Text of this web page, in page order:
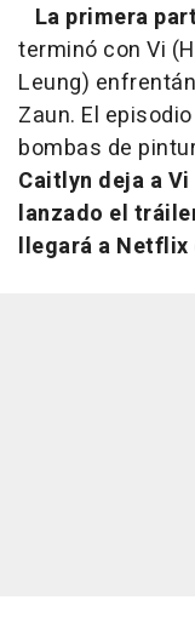
La primera
terminó con Vi
Leung)
Zaun. El
bombas de
Caitlyn deja a
lanzado el
llegará a Netflix